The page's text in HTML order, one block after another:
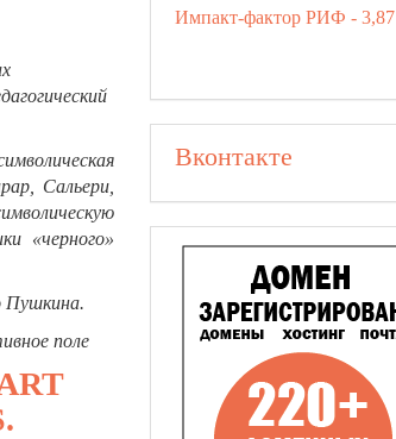
Сальери,
«черного»
Пушкина.
поле
Импакт-фактор РИФ - 3,87
Вконтакте